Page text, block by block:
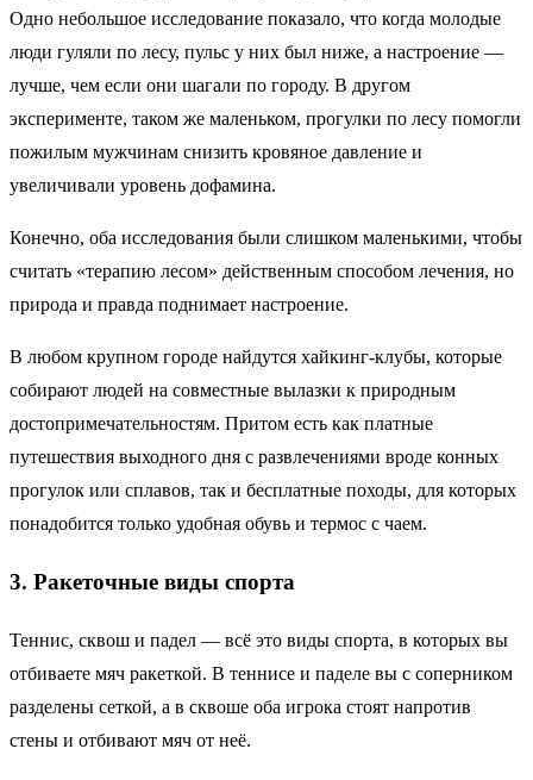
Одно небольшое исследование показало, что когда молодые
люди гуляли по лесу, пульс у них был ниже, а настроение —
лучше, чем если они шагали по городу. В другом
эксперименте, таком же маленьком, прогулки по лесу помогли
пожилым мужчинам снизить кровяное давление и
увеличивали уровень дофамина.
Конечно, оба исследования были слишком маленькими, чтобы
считать «терапию лесом» действенным способом лечения, но
природа и правда поднимает настроение.
В любом крупном городе найдутся хайкинг-клубы, которые
собирают людей на совместные вылазки к природным
достопримечательностям. Притом есть как платные
путешествия выходного дня с развлечениями вроде конных
прогулок или сплавов, так и бесплатные походы, для которых
понадобится только удобная обувь и термос с чаем.
3. Ракеточные виды спорта
Теннис, сквош и падел — всё это виды спорта, в которых вы
отбиваете мяч ракеткой. В теннисе и паделе вы с соперником
разделены сеткой, а в сквоше оба игрока стоят напротив
стены и отбивают мяч от неё.